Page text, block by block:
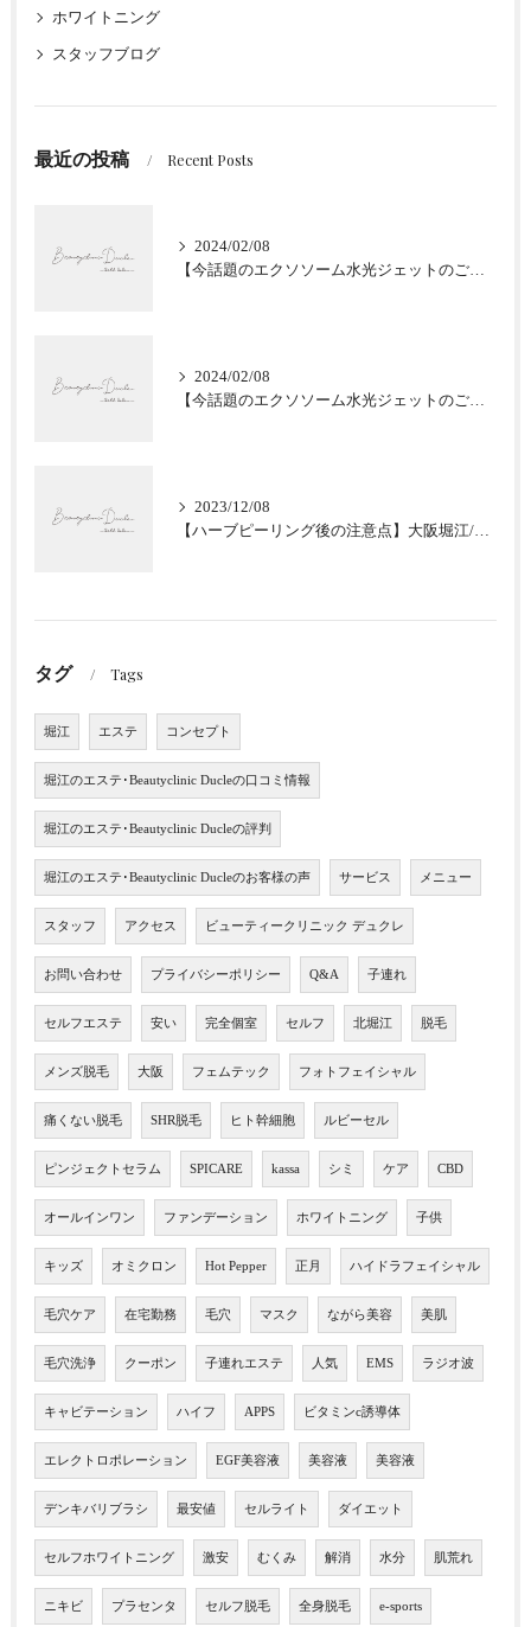
ホワイトニング
スタッフブログ
最近の投稿 Recent Posts
2024/02/08
【今話題のエクソソーム水光ジェットのご紹介★肌質改善】大阪堀江/Beautyclinic Ducle
2024/02/08
【今話題のエクソソーム水光ジェットのご紹介★肌質改善】大阪堀江/Beautyclinic Ducle
2023/12/08
【ハーブピーリング後の注意点】大阪堀江/Beautyclinic Ducle
タグ Tags
堀江 エステ コンセプト
堀江のエステ･Beautyclinic Ducleの口コミ情報
堀江のエステ･Beautyclinic Ducleの評判
堀江のエステ･Beautyclinic Ducleのお客様の声 サービス メニュー
スタッフ アクセス ビューティークリニック デュクレ
お問い合わせ プライバシーポリシー Q&A 子連れ
セルフエステ 安い 完全個室 セルフ 北堀江 脱毛
メンズ脱毛 大阪 フェムテック フォトフェイシャル
痛くない脱毛 SHR脱毛 ヒト幹細胞 ルビーセル
ピンジェクトセラム SPICARE kassa シミ ケア CBD
オールインワン ファンデーション ホワイトニング 子供
キッズ オミクロン Hot Pepper 正月 ハイドラフェイシャル
毛穴ケア 在宅勤務 毛穴 マスク ながら美容 美肌
毛穴洗浄 クーポン 子連れエステ 人気 EMS ラジオ波
キャビテーション ハイフ APPS ビタミンc誘導体
エレクトロポレーション EGF美容液 美容液 美容液
デンキバリブラシ 最安値 セルライト ダイエット
セルフホワイトニング 激安 むくみ 解消 水分 肌荒れ
ニキビ プラセンタ セルフ脱毛 全身脱毛 e-sports